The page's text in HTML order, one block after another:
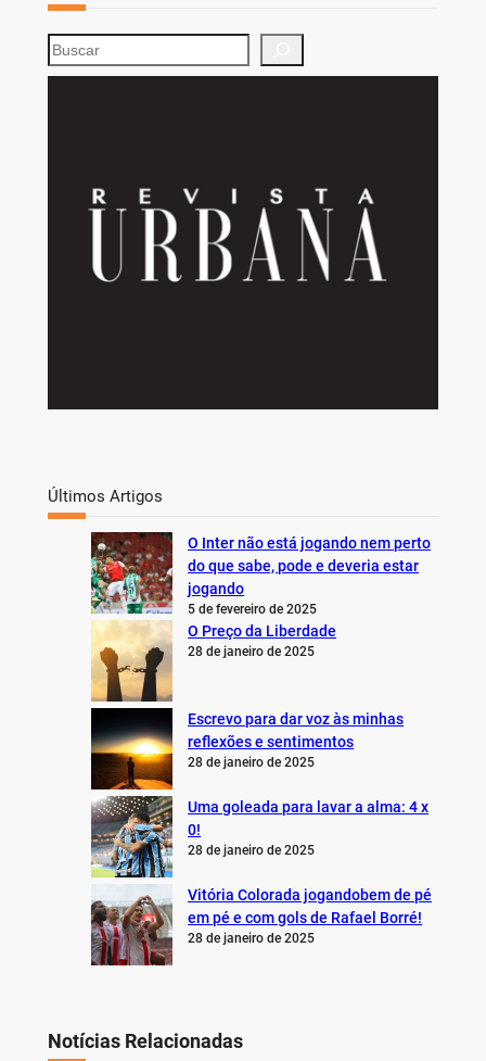
S
e
Últimos Artigos
O Inter não está jogando nem perto
do que sabe, pode e deveria estar
jogando
5 de fevereiro de 2025
O Preço da Liberdade
28 de janeiro de 2025
Escrevo para dar voz às minhas
reflexões e sentimentos
28 de janeiro de 2025
Uma goleada para lavar a alma: 4 x
0!
28 de janeiro de 2025
Vitória Colorada jogandobem de pé
em pé e com gols de Rafael Borré!
28 de janeiro de 2025
Notícias Relacionadas